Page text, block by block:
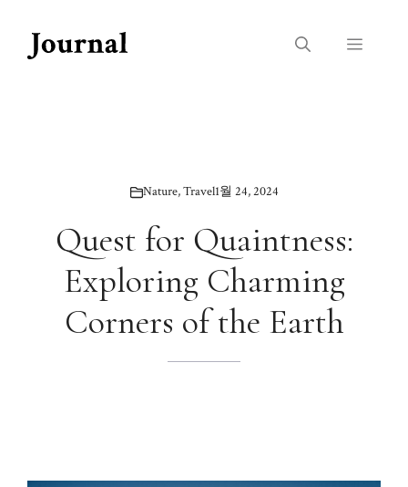
content
Menu
Nature,Travel1월 24, 2024
Quest for Quaintness:
Exploring Charming
Corners of the Earth